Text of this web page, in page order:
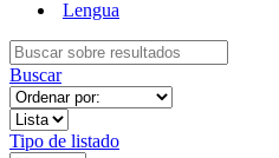
Lengua
Buscar
Tipo de listado